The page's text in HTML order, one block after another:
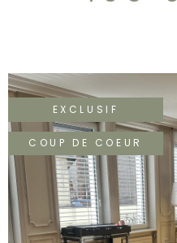
EXCLUSIF
COUP DE COEUR